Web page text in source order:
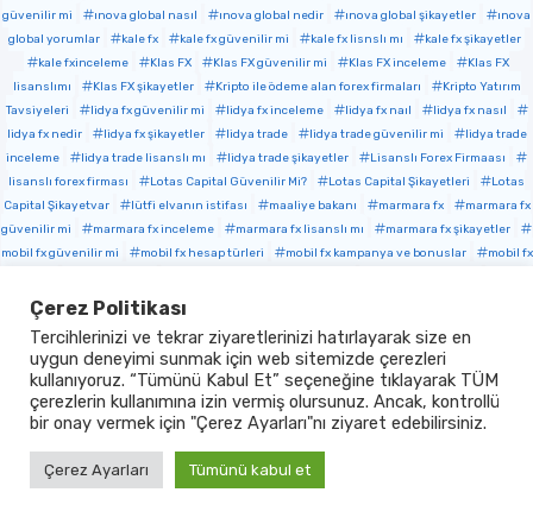
güvenilir mi
ınova global nasıl ınova global nedir ınova global şikayetler
ınova
global yorumlar
kale fx kale fx güvenilir mi kale fx lisnslı mı
kale fx şikayetler
kale fxinceleme
Klas FX Klas FX güvenilir mi Klas FX inceleme
Klas FX
lisanslımı
Klas FX şikayetler Kripto ile ödeme alan forex firmaları
Kripto Yatırım
Tavsiyeleri
lidya fx güvenilir mi lidya fx inceleme lidya fx naıl
lidya fx nasıl
lidya fx nedir
lidya fx şikayetler lidya trade lidya trade güvenilir mi
lidya trade
inceleme
lidya trade lisanslı mı lidya trade şikayetler
Lisanslı Forex Firmaası
lisanslı forex firması
Lotas Capital Güvenilir Mi? Lotas Capital Şikayetleri
Lotas
Capital Şikayetvar
lütfi elvanın istifası maaliye bakanı marmara fx
marmara fx
güvenilir mi
marmara fx inceleme marmara fx lisanslı mı
marmara fx şikayetler
mobil fx güvenilir mi
mobil fx hesap türleri mobil fx kampanya ve bonuslar
mobil fx
Capital
Mono Capital değerlendirme
Mono Capital nedir
Mulkanis değerlendirme
Mulkanis inceleme Mulkanis nasıl
Mulkanis nedir
Mulkanis şikayetler
Mulkanis yorumlar Nerox Invest
Nerox Invest
inceleme
Nerox Invest nasıl Nerox Invest nedir Nerox Invest şikayetler
Nerox
Invest yorumlar
Nexalara Investment Nexalara Investment açıklama
Nexalara
nasıl
Nexalara Investment nedir Nexalara Investment şikayetler
Investment yorumlar
Nomo Trade Nomo Trade değerlendirme
Çerez Politikası
Tercihlerinizi ve tekrar ziyaretlerinizi hatırlayarak size en
uygun deneyimi sunmak için web sitemizde çerezleri
kullanıyoruz. “Tümünü Kabul Et” seçeneğine tıklayarak TÜM
çerezlerin kullanımına izin vermiş olursunuz. Ancak, kontrollü
bir onay vermek için "Çerez Ayarları"nı ziyaret edebilirsiniz.
Çerez Ayarları Tümünü kabul et